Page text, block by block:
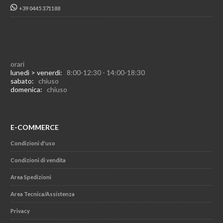
+39 0445 371188
orari
lunedì > venerdì: 8:00-12:30 - 14:00-18:30
sabato: chiuso
domenica: chiuso
E-COMMERCE
Condizioni d'uso
Condizioni di vendita
Area Spedizioni
Area Tecnica/Assistenza
Privacy